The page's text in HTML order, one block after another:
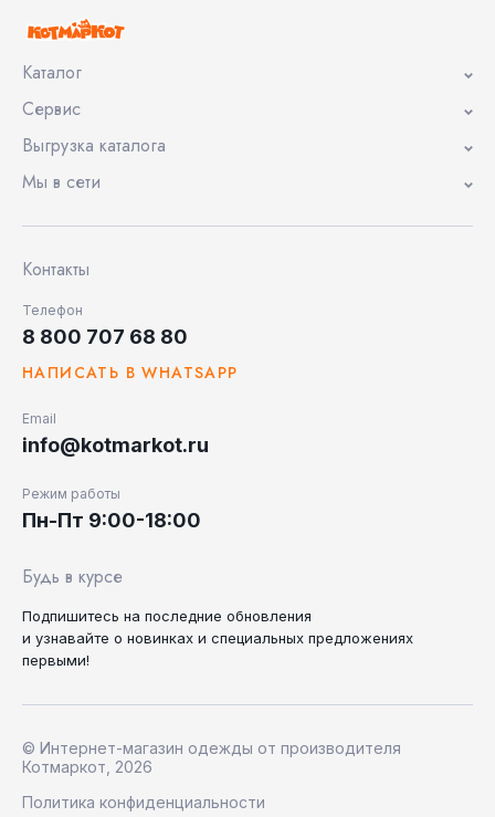
Каталог
Сервис
Выгрузка каталога
Мы в сети
Контакты
Телефон
8 800 707 68 80
НАПИСАТЬ В WHATSAPP
Email
info@kotmarkot.ru
Режим работы
Пн-Пт 9:00-18:00
Будь в курсе
Подпишитесь на последние обновления
и узнавайте о новинках и специальных предложениях
первыми!
© Интернет-магазин одежды от производителя
Котмаркот, 2026
Политика конфиденциальности